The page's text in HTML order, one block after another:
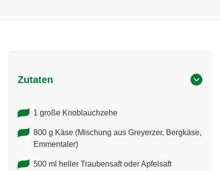
Zutaten
1 große Knoblauchzehe
800 g Käse (Mischung aus Greyerzer, Bergkäse,
Emmentaler)
500 ml heller Traubensaft oder Apfelsaft